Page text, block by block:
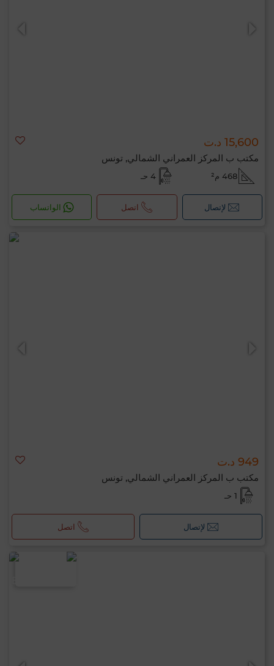
15,600 د.ت
مكتب ب المركز العمراني الشمالي, تونس
468 م² 4 حـ
لإتصال اتصل الواتساب
949 د.ت
مكتب ب المركز العمراني الشمالي, تونس
1 حـ
لإتصال اتصل